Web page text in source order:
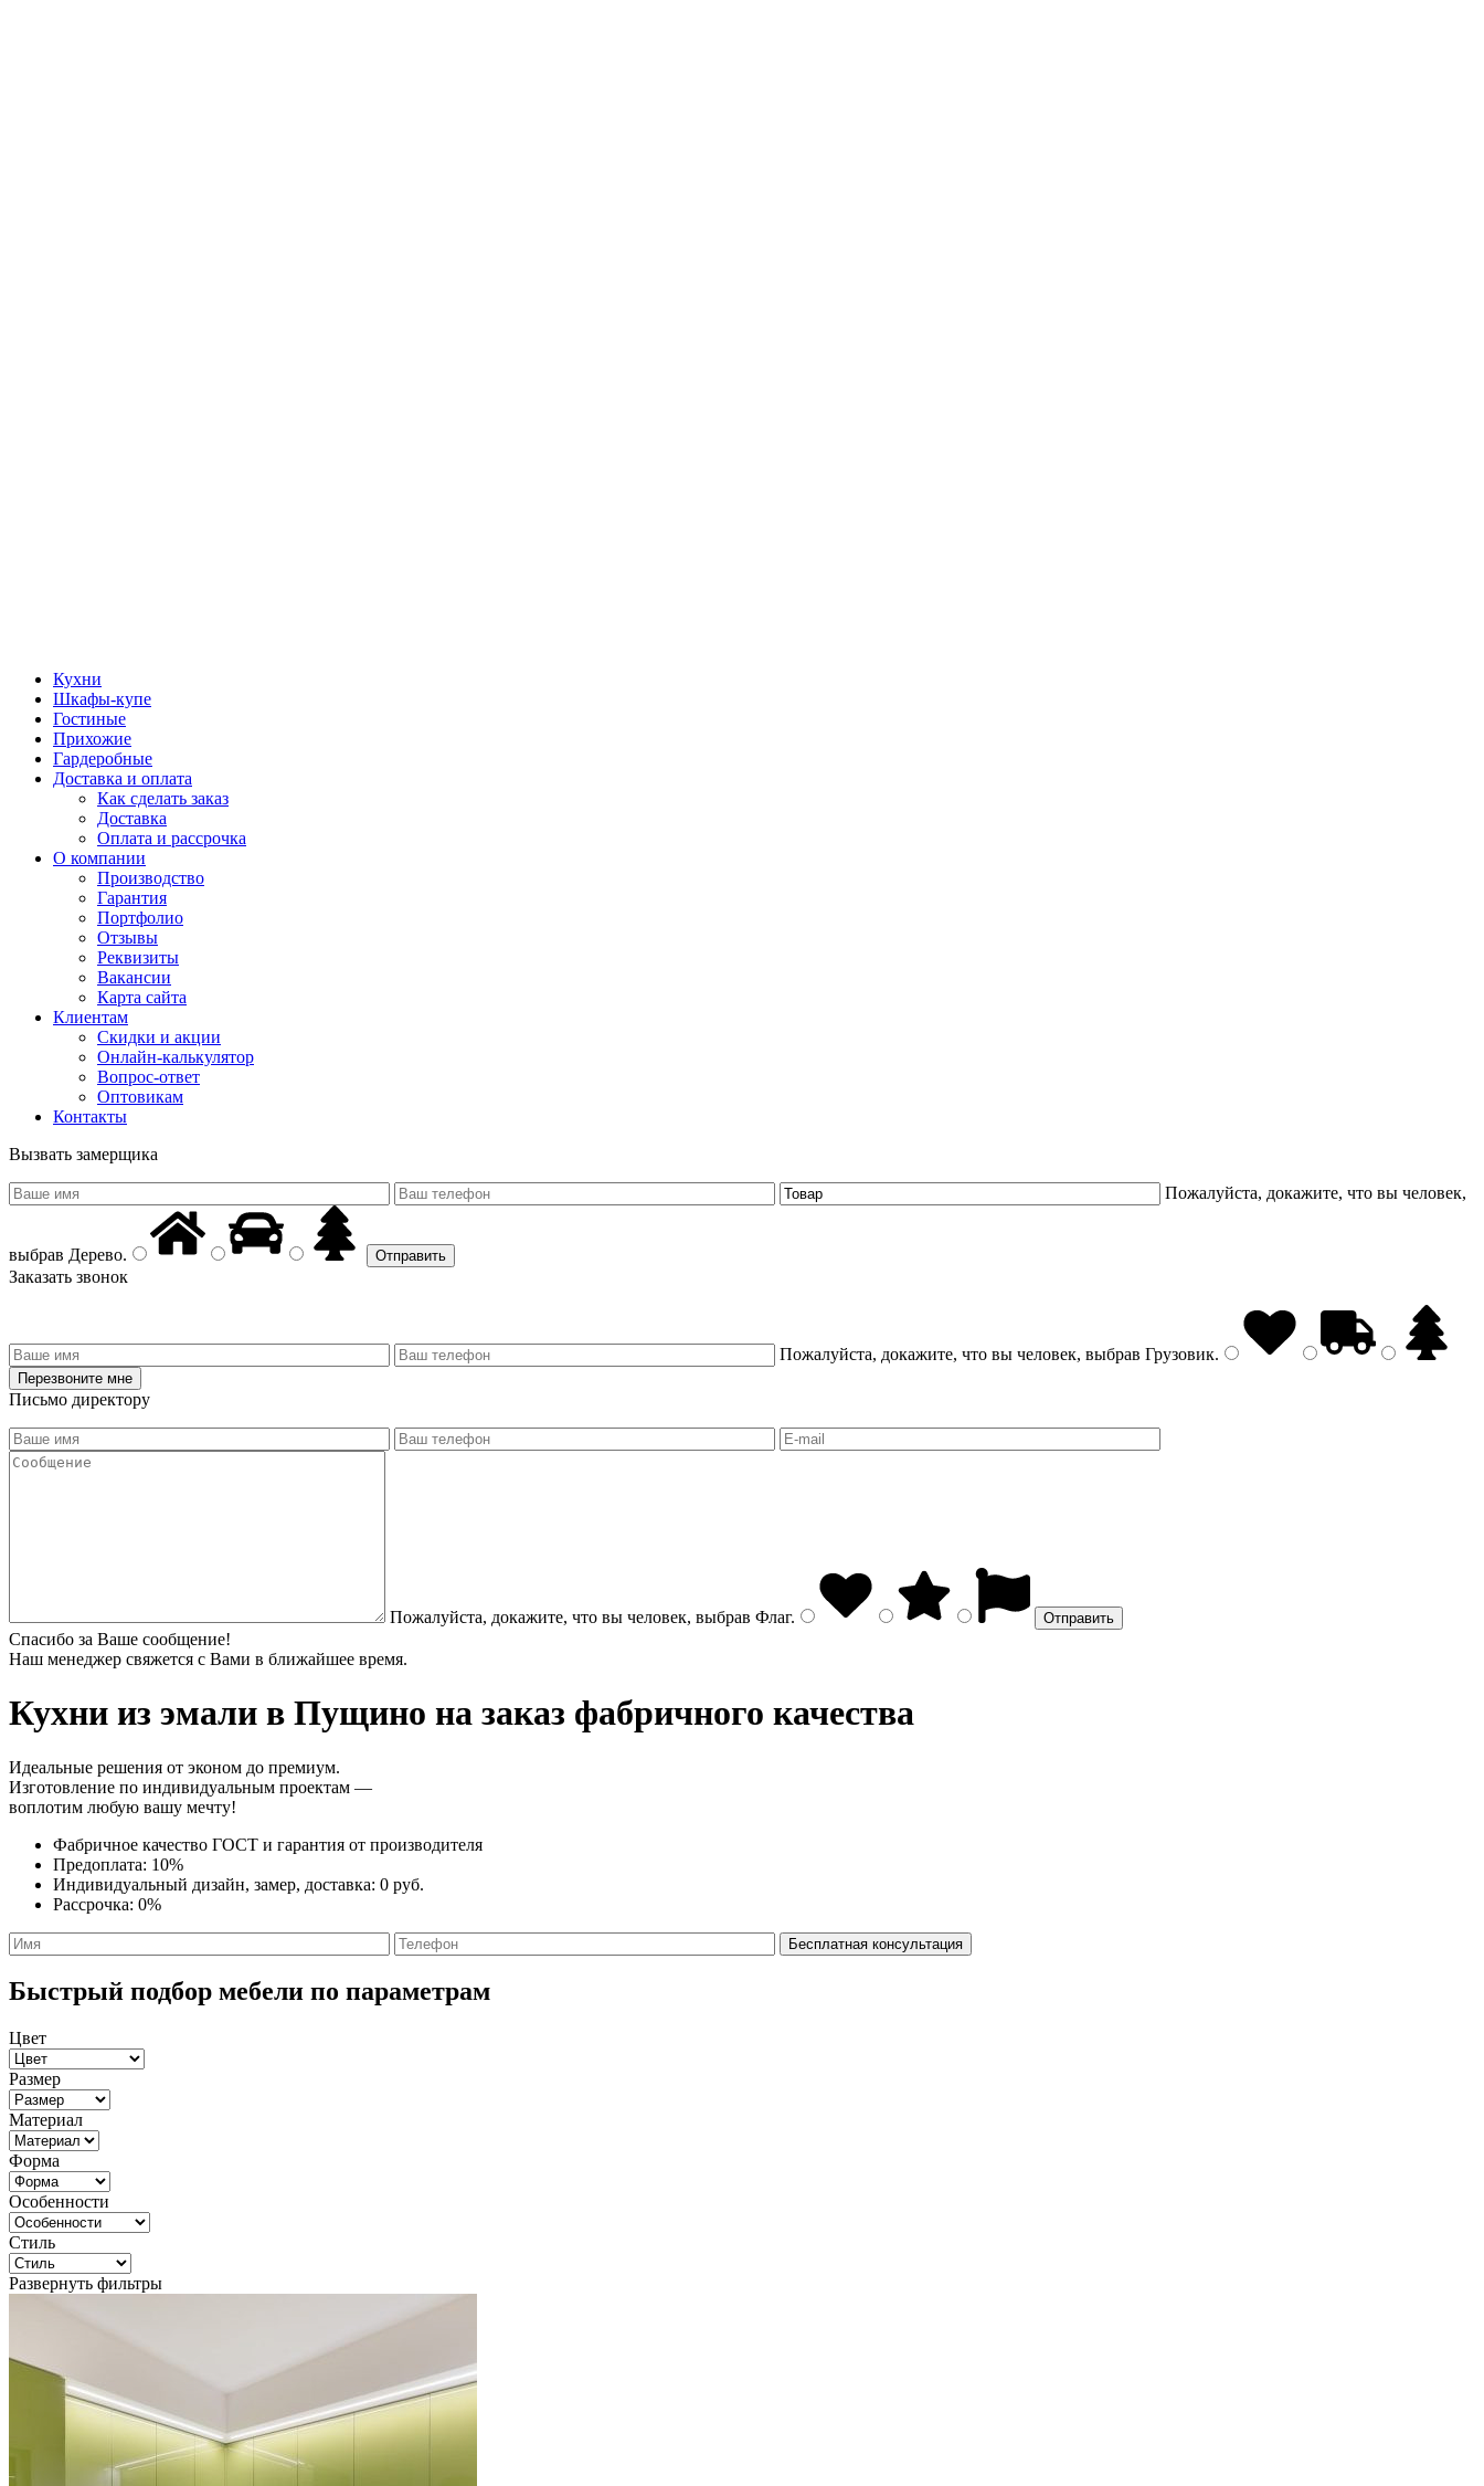
Кухни
Шкафы-купе
Гостиные
Прихожие
Гардеробные
Доставка и оплата
Как сделать заказ
Доставка
Оплата и рассрочка
О компании
Производство
Гарантия
Портфолио
Отзывы
Реквизиты
Вакансии
Карта сайта
Клиентам
Скидки и акции
Онлайн-калькулятор
Вопрос-ответ
Оптовикам
Контакты
Вызвать замерщика
Пожалуйста, докажите, что вы человек,
выбрав Дерево.
Заказать звонок
Пожалуйста, докажите, что вы человек, выбрав Грузовик.
Письмо директору
Пожалуйста, докажите, что вы человек, выбрав Флаг.
Спасибо за Ваше сообщение!
Наш менеджер свяжется с Вами в ближайшее время.
Кухни из эмали в Пущино на заказ фабричного качества
Идеальные решения от эконом до премиум.
Изготовление по индивидуальным проектам —
воплотим любую вашу мечту!
Фабричное качество ГОСТ и гарантия от производителя
Предоплата: 10%
Индивидуальный дизайн, замер, доставка: 0 руб.
Рассрочка: 0%
Быстрый подбор мебели по параметрам
Цвет
Размер
Материал
Форма
Особенности
Стиль
Развернуть фильтры